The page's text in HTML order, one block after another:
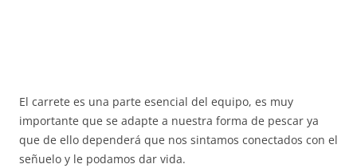
El carrete es una parte esencial del equipo, es muy
importante que se adapte a nuestra forma de pescar ya
que de ello dependerá que nos sintamos conectados con el
señuelo y le podamos dar vida.